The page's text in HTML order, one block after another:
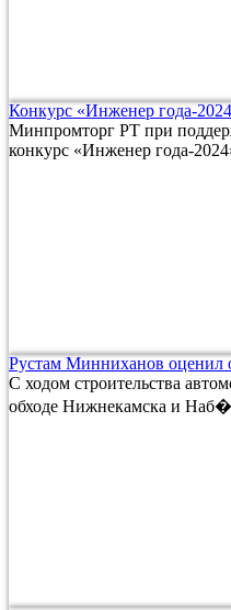
Конкурс «Инженер года-
Минпромторг РТ при
конкурс «Инженер года-
Рустам Минниханов оценил
С ходом строительства
обходе Нижнекамска и